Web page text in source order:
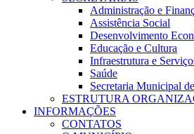
Administração e
Assistência Social
Desenvolvimento
Educação e Cultura
Infraestrutura e
Saúde
Secretaria Municipal
ESTRUTURA
INFORMAÇÕES
CONTATOS